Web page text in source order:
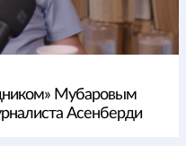
Мубаровым
Асенберди